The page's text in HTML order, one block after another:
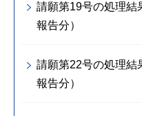
請願第19号の処理結
報告分）
請願第22号の処理結
報告分）